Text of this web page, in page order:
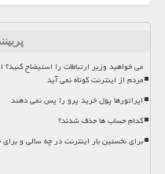
می خواهید وزیر ارتباطات را استیضاح کنید؟
مردم از اینترنت کوتاه نمی آید
اپراتورها پول خرید پرو را پس نمی دهند
کدام حساب ها حذف شدند؟
برای نخستین بار اینترنت در چه سالی و